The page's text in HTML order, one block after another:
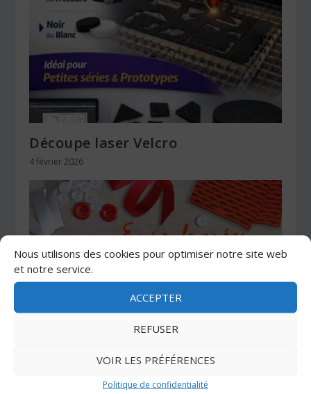
Nous utilisons des cookies pour optimiser notre site web
et notre service.
ACCEPTER
REFUSER
VOIR LES PRÉFÉRENCES
Politique de confidentialité
Découpe laser Velcro
4 février 2026
Envie de vous lancer dans le « Do It
Yourself »?